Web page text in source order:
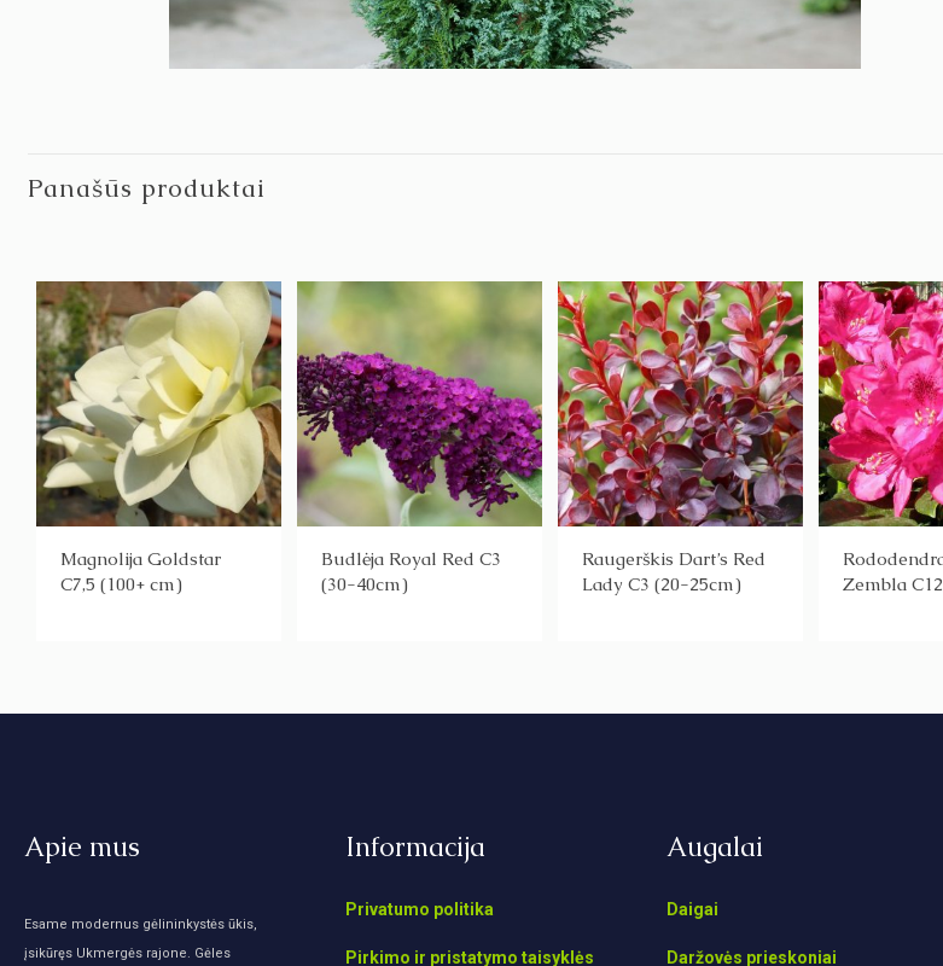
Panašūs produktai
Magnolija Goldstar
C7,5 (100+ cm)
Budlėja Royal Red C3
(30-40cm)
Raugerškis Dart’s Red
Lady C3 (20-25cm)
Zembla
Apie mus
Esame modernus gėlininkystės ūkis,
įsikūręs Ukmergės rajone. Gėles
Informacija
Privatumo politika
Pirkimo ir pristatymo taisyklės
Augalai
Daigai
Daržovės prieskoniai